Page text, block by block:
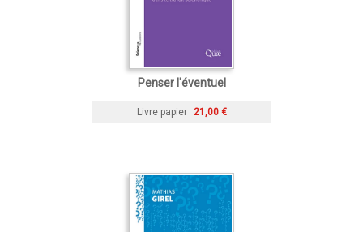
Penser l'éventuel
Livre papier 21,00 €